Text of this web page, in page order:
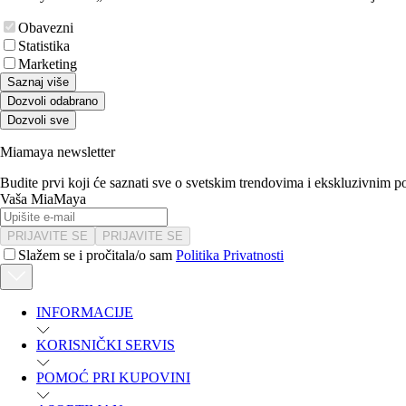
Obavezni
Statistika
Marketing
Saznaj više
Dozvoli odabrano
Dozvoli sve
Miamaya newsletter
Budite prvi koji će saznati sve o svetskim trendovima i ekskluzivnim
Vaša MiaMaya
PRIJAVITE SE PRIJAVITE SE
Slažem se i pročitala/o sam Politika Privatnosti
INFORMACIJE
KORISNIČKI SERVIS
POMOĆ PRI KUPOVINI